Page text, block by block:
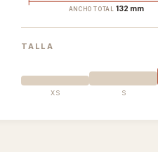
ANCHO TOTAL 132 mm
TALLA
XS S